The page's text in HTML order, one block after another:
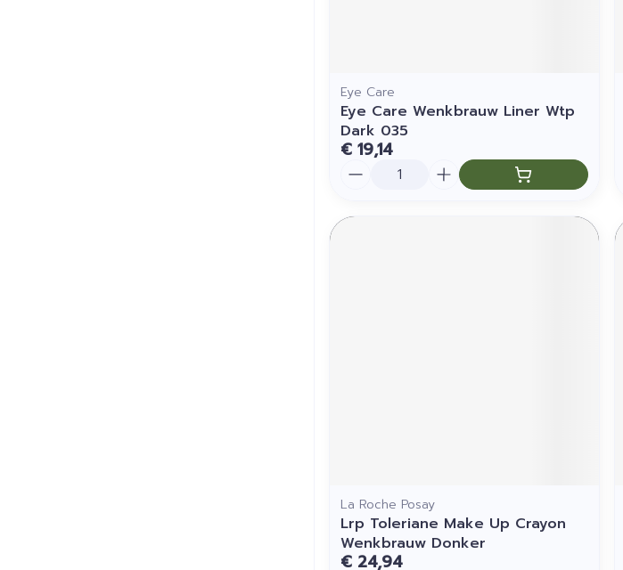
Eye Care
Eye Care Wenkbrauw Liner Wtp
Dark 035
€ 19,14
La Roche Posay
Lrp Toleriane Make Up Crayon
Wenkbrauw Donker
€ 24,94